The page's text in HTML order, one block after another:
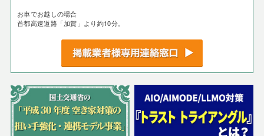
お車でお越しの場合
首都高速道路「加賀」より約10分。